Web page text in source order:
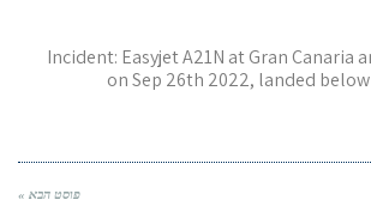
Incident: Easyjet A21N at Gran Canaria
on Sep 26th 2022, landed
פוסט הבא »